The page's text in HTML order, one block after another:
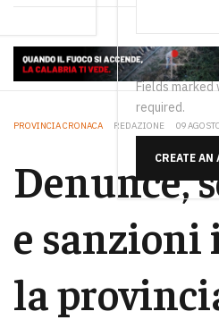
Fields
required.
CREATE AN
PROVINCIA CRONACA REDAZIONE 09
Denunce,
e
la